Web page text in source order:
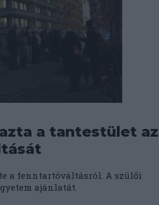
a tantestület az
a fenntartóváltásról. A szülői
ajánlatát.